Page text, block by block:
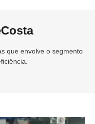
que envolve o segmento